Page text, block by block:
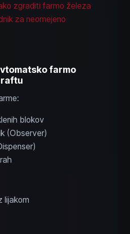
zgraditi farmo železa
za neomejeno
farmo
blokov
(Observer)
lijakom